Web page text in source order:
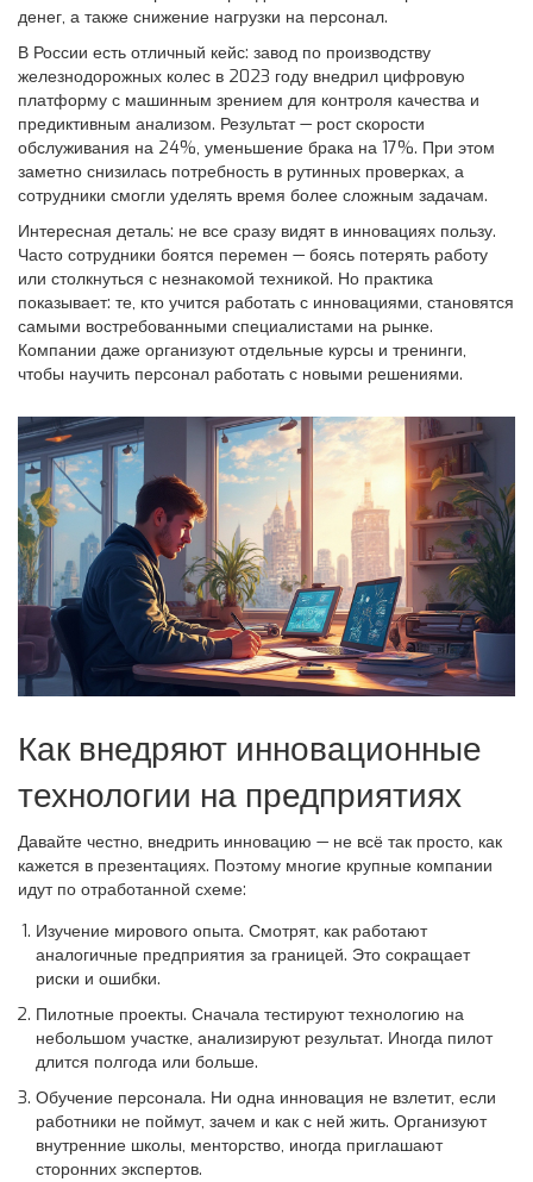
денег, а также снижение нагрузки на персонал.
В России есть отличный кейс: завод по производству
железнодорожных колес в 2023 году внедрил цифровую
платформу с машинным зрением для контроля качества и
предиктивным анализом. Результат — рост скорости
обслуживания на 24%, уменьшение брака на 17%. При этом
заметно снизилась потребность в рутинных проверках, а
сотрудники смогли уделять время более сложным задачам.
Интересная деталь: не все сразу видят в инновациях пользу.
Часто сотрудники боятся перемен — боясь потерять работу
или столкнуться с незнакомой техникой. Но практика
показывает: те, кто учится работать с инновациями, становятся
самыми востребованными специалистами на рынке.
Компании даже организуют отдельные курсы и тренинги,
чтобы научить персонал работать с новыми решениями.
Как внедряют инновационные
технологии на предприятиях
Давайте честно, внедрить инновацию — не всё так просто, как
кажется в презентациях. Поэтому многие крупные компании
идут по отработанной схеме:
Изучение мирового опыта. Смотрят, как работают
аналогичные предприятия за границей. Это сокращает
риски и ошибки.
Пилотные проекты. Сначала тестируют технологию на
небольшом участке, анализируют результат. Иногда пилот
длится полгода или больше.
Обучение персонала. Ни одна инновация не взлетит, если
работники не поймут, зачем и как с ней жить. Организуют
внутренние школы, менторство, иногда приглашают
сторонних экспертов.